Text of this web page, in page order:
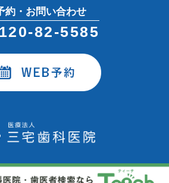
約・お問い合わせ
82-5585